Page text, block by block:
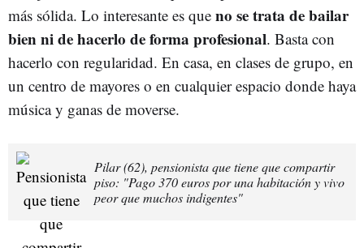
más sólida. Lo interesante es que no se trata de bailar
bien ni de hacerlo de forma profesional. Basta con
hacerlo con regularidad. En casa, en clases de grupo, en
un centro de mayores o en cualquier espacio donde haya
música y ganas de moverse.
Pilar (62), pensionista que tiene que compartir
piso: "Pago 370 euros por una habitación y vivo
peor que muchos indigentes"